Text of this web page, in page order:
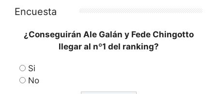
Encuesta
¿Conseguirán Ale Galán y Fede Chingotto
llegar al nº1 del ranking?
Si
No